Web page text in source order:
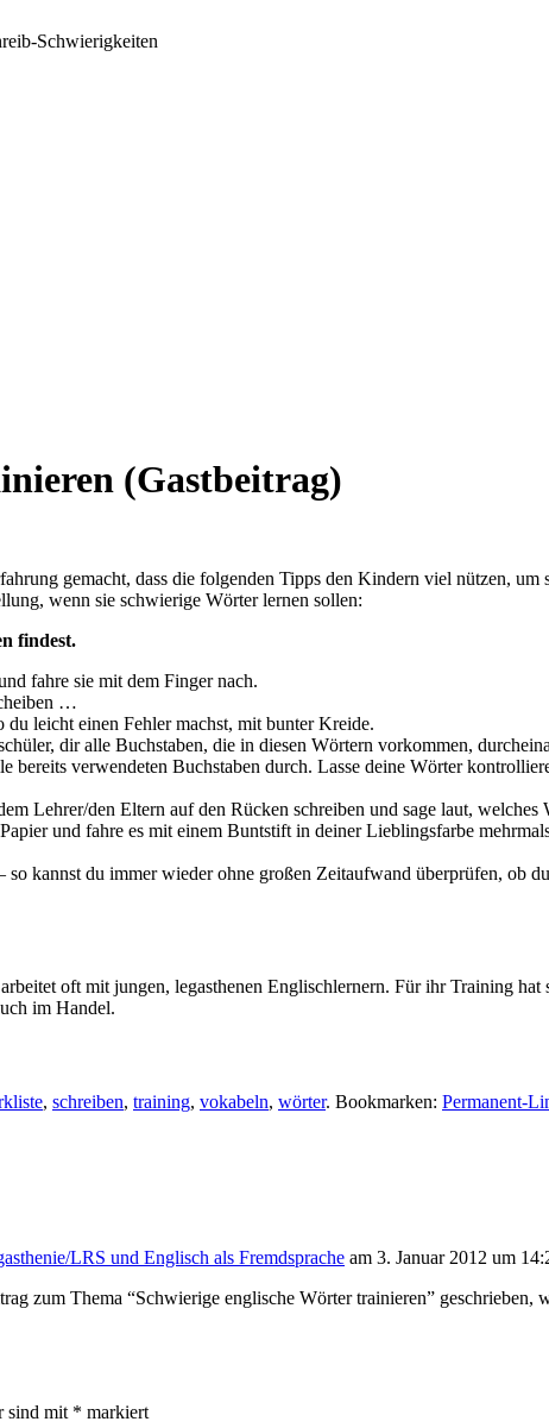
Schwierigkeiten
(Gastbeitrag)
gemacht, dass die folgenden Tipps den Kindern viel nützen,
wenn sie schwierige Wörter lernen sollen:
findest.
fahre sie mit dem Finger nach.
…
leicht einen Fehler machst, mit bunter Kreide.
dir alle Buchstaben, die in diesen Wörtern vorkommen,
bereits verwendeten Buchstaben durch. Lasse deine Wörter
Lehrer/den Eltern auf den Rücken schreiben und sage laut, welches
und fahre es mit einem Buntstift in deiner Lieblingsfarbe
kannst du immer wieder ohne großen Zeitaufwand überprüfen, ob
oft mit jungen, legasthenen Englischlernern. Für ihr Training
im Handel.
, schreiben, training, vokabeln, wörter. Bookmarken: Permanent-
LRS und Englisch als Fremdsprache am 3. Januar 2012 um
zum Thema “Schwierige englische Wörter trainieren” geschrieben,
sind mit * markiert